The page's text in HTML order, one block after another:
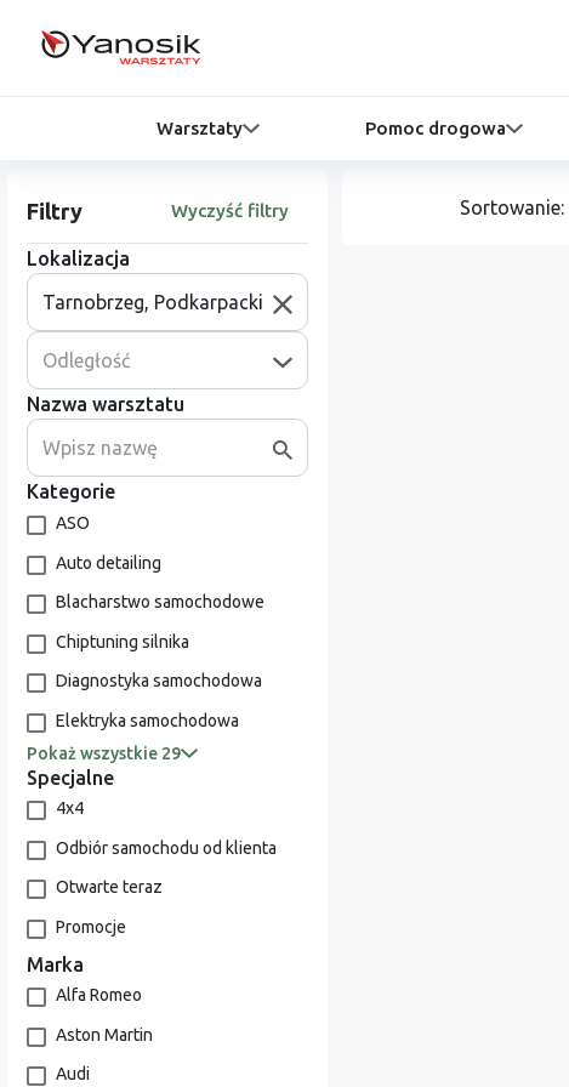
Warsztaty Pomoc drogowa
Filtry Wyczyść filtry
Lokalizacja
Odległość
Nazwa warsztatu
Kategorie
ASO
Auto detailing
Blacharstwo samochodowe
Chiptuning silnika
Diagnostyka samochodowa
Elektryka samochodowa
Pokaż wszystkie 29
Specjalne
4x4
Odbiór samochodu od klienta
Otwarte teraz
Promocje
Marka
Alfa Romeo
Aston Martin
Audi
Sortowanie: